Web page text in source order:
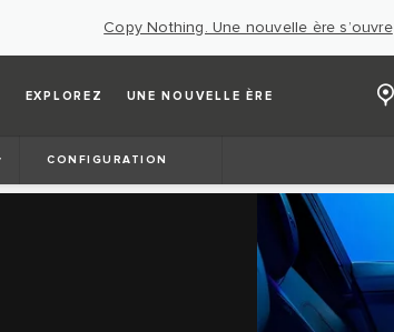
Copy Nothing. Une nouvelle ère s’ouvre
EXPLOREZ UNE NOUVELLE ÈRE
CONFIGURATION